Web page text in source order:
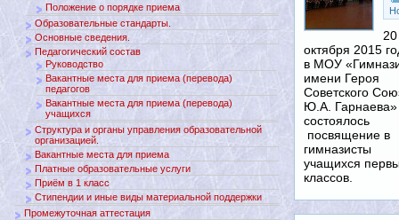
20
октября 2015
в МОУ
имени Героя
Советского
Ю.А. Гарнаева»
состоялось
посвящение в
гимназисты
учащихся
классов.
Положение о порядке приема
Образовательные стандарты.
Основные сведения.
Педагогический состав
Руководство
Вакантные места для приема (перевода)
педагогов
Вакантные места для приема (перевода)
учащихся
Структура и органы управления образовательной
организацией.
Вакантные места для приема
Платные образовательные услуги
Приём в 1 класс
Стипендии и иные виды материальной поддержки
Промежуточная аттестация